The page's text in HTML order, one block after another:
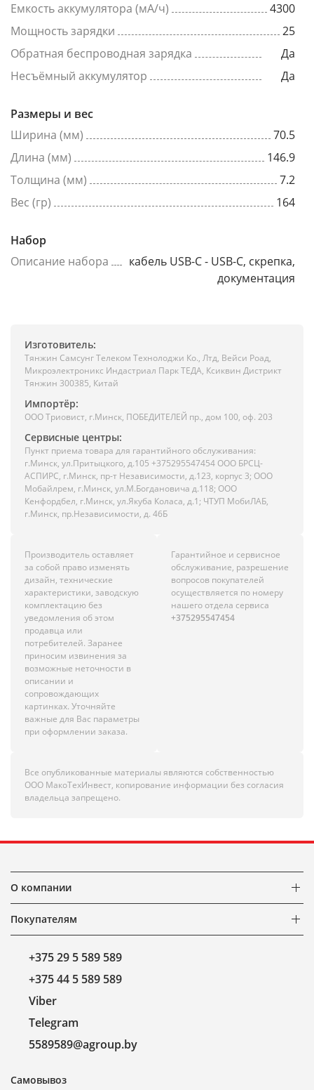
Емкость аккумулятора (мА/ч)
4300
Мощность зарядки
25
Обратная беспроводная зарядка
Да
Несъёмный аккумулятор
Да
Размеры и вес
Ширина (мм)
70.5
Длина (мм)
146.9
Толщина (мм)
7.2
Вес (гр)
164
Набор
Описание набора
кабель USB-C - USB-C, скрепка,
документация
Изготовитель:
Тянжин Самсунг Телеком Технолоджи Ко., Лтд, Вейси Роад,
Микроэлектроникс Индастриал Парк ТЕДА, Ксиквин Дистрикт
Тянжин 300385, Китай
Импортёр:
ООО Триовист, г.Минск, ПОБЕДИТЕЛЕЙ пр., дом 100, оф. 203
Сервисные центры:
Пункт приема товара для гарантийного обслуживания:
г.Минск, ул.Притыцкого, д.105 +375295547454 ООО БРСЦ-
АСПИРС, г.Минск, пр-т Независимости, д.123, корпус 3; ООО
Мобайлрем, г.Минск, ул.М.Богдановича д.118; ООО
Кенфордбел, г.Минск, ул.Якуба Коласа, д.1; ЧТУП МобиЛАБ,
г.Минск, пр.Независимости, д. 46Б
Производитель оставляет
за собой право изменять
дизайн, технические
характеристики, заводскую
комплектацию без
уведомления об этом
продавца или
потребителей. Заранее
приносим извинения за
возможные неточности в
описании и
сопровождающих
картинках. Уточняйте
важные для Вас параметры
при оформлении заказа.
Гарантийное и сервисное
обслуживание, разрешение
вопросов покупателей
осуществляется по номеру
нашего отдела сервиса
+375295547454
Все опубликованные материалы являются собственностью
ООО МакоТехИнвест, копирование информации без согласия
владельца запрещено.
О компании
Покупателям
+375 29 5 589 589
+375 44 5 589 589
Viber
Telegram
5589589@agroup.by
Самовывоз